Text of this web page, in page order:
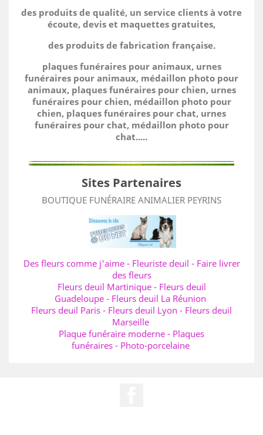
des produits de qualité, un service clients à votre
écoute, devis et maquettes gratuites,
des produits de fabrication française.
plaques funéraires pour animaux, urnes
funéraires pour animaux, médaillon photo pour
animaux, plaques funéraires pour chien, urnes
funéraires pour chien, médaillon photo pour
chien, plaques funéraires pour chat, urnes
funéraires pour chat, médaillon photo pour
chat.....
Sites Partenaires
BOUTIQUE FUNÉRAIRE ANIMALIER PEYRINS
Des fleurs comme j'aime- Fleuriste deuil - Faire livrer
des fleurs
Fleurs deuil Martinique- Fleurs deuil
Guadeloupe - Fleurs deuil La Réunion
Fleurs deuil Paris - Fleurs deuil Lyon - Fleurs deuil
Marseille
Plaque funéraire moderne - Plaques
funéraires- Photo-porcelaine